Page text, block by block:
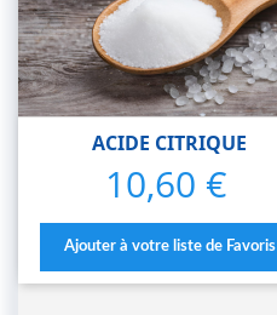
ACIDE CITRIQUE
Prix
10,60 €
Ajouter à votre liste de Favoris